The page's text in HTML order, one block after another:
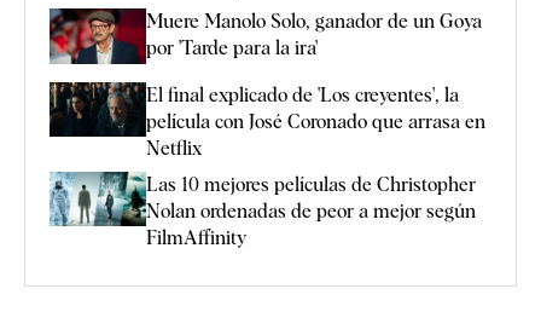
Muere Manolo Solo, ganador de un Goya
por 'Tarde para la ira'
El final explicado de 'Los creyentes', la
película con José Coronado que arrasa en
Netflix
Las 10 mejores películas de Christopher
Nolan ordenadas de peor a mejor según
FilmAffinity